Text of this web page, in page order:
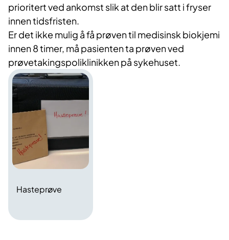
prioritert ved ankomst slik at den blir satt i fryser
innen tidsfristen.
Er det ikke mulig å få prøven til medisinsk biokjemi
innen 8 timer, må pasienten ta prøven ved
prøvetakingspoliklinikken på sykehuset.
Hasteprøve